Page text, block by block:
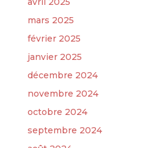
mars 2025
février 2025
janvier 2025
décembre 2024
novembre 2024
octobre 2024
septembre 2024